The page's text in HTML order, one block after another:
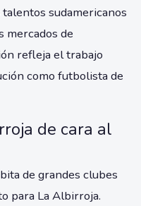
sudamericanos
mercados de
refleja el trabajo
como futbolista de
de cara al
de grandes clubes
para La Albirroja.